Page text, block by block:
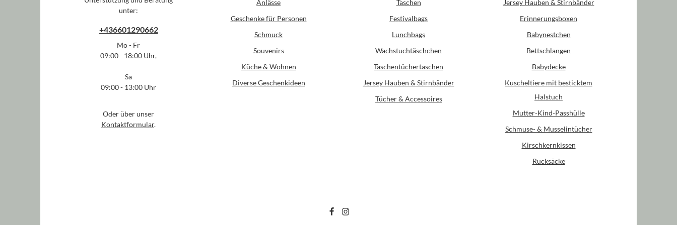
unter:
+436601290662
Mo - Fr
09:00 - 18:00 Uhr,
Sa
09:00 - 13:00 Uhr
Oder über unser
Kontaktformular.
Anlässe
Geschenke für Personen
Schmuck
Souvenirs
Küche & Wohnen
Diverse Geschenkideen
Taschen
Festivalbags
Lunchbags
Wachstuchtäschchen
Taschentüchertaschen
Jersey Hauben & Stirnbänder
Tücher & Accessoires
Jersey Hauben & Stirnbänder
Erinnerungsboxen
Babynestchen
Bettschlangen
Babydecke
Kuscheltiere mit besticktem
Halstuch
Mutter-Kind-Passhülle
Schmuse- & Musselintücher
Kirschkernkissen
Rucksäcke